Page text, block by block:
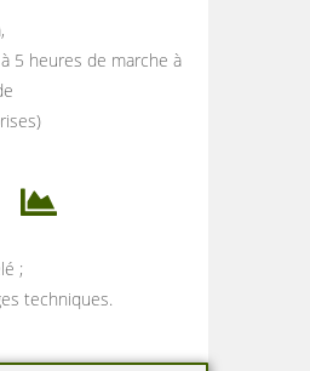
5 heures de marche à
;
techniques.